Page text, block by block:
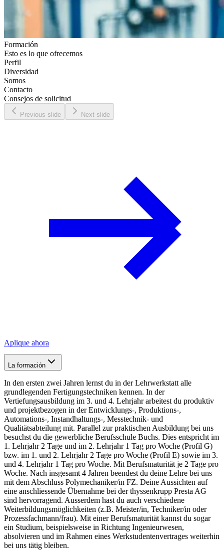
Formación
Esto es lo que ofrecemos
Perfil
Diversidad
Somos
Contacto
Consejos de solicitud
Previous slide Next slide
Aplique ahora
La formación
In den ersten zwei Jahren lernst du in der Lehrwerkstatt alle
grundlegenden Fertigungstechniken kennen. In der
Vertiefungsausbildung im 3. und 4. Lehrjahr arbeitest du produktiv
und projektbezogen in der Entwicklungs-, Produktions-,
Automations-, Instandhaltungs-, Messtechnik- und
Qualitätsabteilung mit. Parallel zur praktischen Ausbildung bei uns
besuchst du die gewerbliche Berufsschule Buchs. Dies entspricht im
1. Lehrjahr 2 Tage und im 2. Lehrjahr 1 Tag pro Woche (Profil G)
bzw. im 1. und 2. Lehrjahr 2 Tage pro Woche (Profil E) sowie im 3.
und 4. Lehrjahr 1 Tag pro Woche. Mit Berufsmaturität je 2 Tage pro
Woche. Nach insgesamt 4 Jahren beendest du deine Lehre bei uns
mit dem Abschluss Polymechaniker/in FZ. Deine Aussichten auf
eine anschliessende Übernahme bei der thyssenkrupp Presta AG
sind hervorragend. Ausserdem hast du auch verschiedene
Weiterbildungsmöglichkeiten (z.B. Meister/in, Techniker/in oder
Prozessfachmann/frau). Mit einer Berufsmaturität kannst du sogar
ein Studium, beispielsweise in Richtung Ingenieurwesen,
absolvieren und im Rahmen eines Werkstudentenvertrages weiterhin
bei uns tätig bleiben.